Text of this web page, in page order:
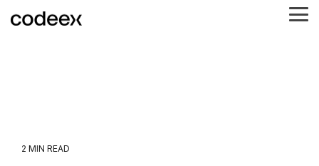
to
2 MIN READ